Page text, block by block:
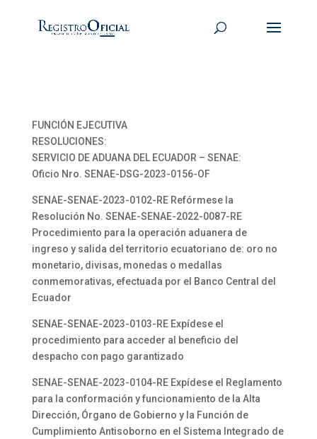
FUNCIÓN EJECUTIVA
RESOLUCIONES:
SERVICIO DE ADUANA DEL ECUADOR – SENAE:
Oficio Nro. SENAE-DSG-2023-0156-OF
SENAE-SENAE-2023-0102-RE Refórmese la
Resolución No. SENAE-SENAE-2022-0087-RE
Procedimiento para la operación aduanera de
ingreso y salida del territorio ecuatoriano de: oro no
monetario, divisas, monedas o medallas
conmemorativas, efectuada por el Banco Central del
Ecuador
SENAE-SENAE-2023-0103-RE Expídese el
procedimiento para acceder al beneficio del
despacho con pago garantizado
SENAE-SENAE-2023-0104-RE Expídese el Reglamento
para la conformación y funcionamiento de la Alta
Dirección, Órgano de Gobierno y la Función de
Cumplimiento Antisoborno en el Sistema Integrado de